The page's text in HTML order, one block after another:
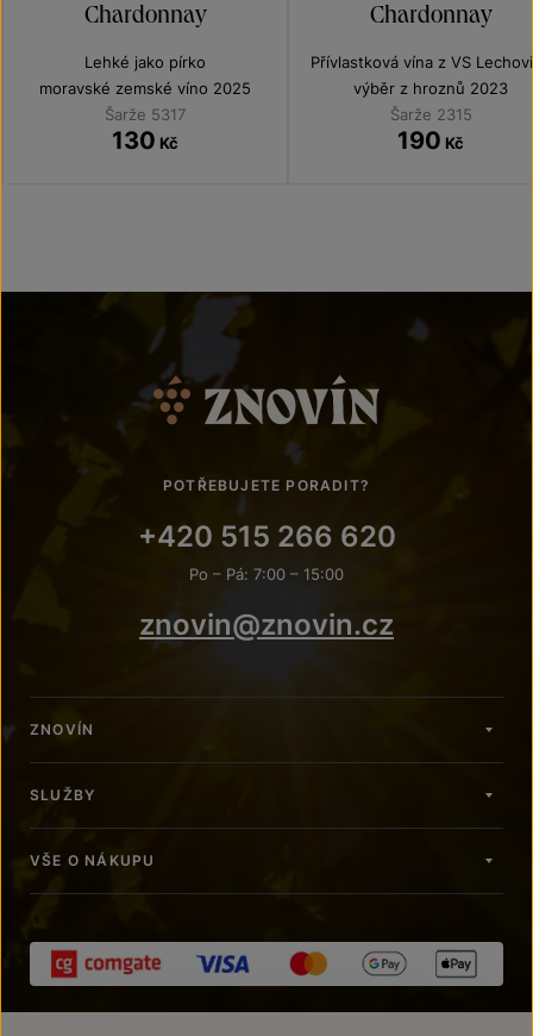
Chardonnay
Lehké jako pírko
moravské zemské víno 2025
Šarže 5317
130 Kč
Chardonnay
Přívlastková vína z VS
výběr z hroznů 2023
Šarže 2315
190 Kč
POTŘEBUJETE PORADIT?
+420 515 266 620
Po – Pá: 7:00 – 15:00
znovin@znovin.cz
ZNOVÍN
SLUŽBY
VŠE O NÁKUPU